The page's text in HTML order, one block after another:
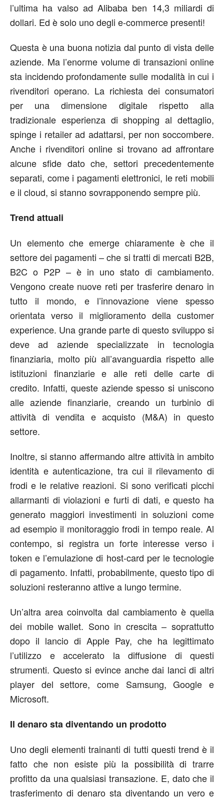
l’ultima ha valso ad Alibaba ben 14,3 miliardi di
dollari. Ed è solo uno degli e-commerce presenti!
Questa è una buona notizia dal punto di vista delle
aziende. Ma l’enorme volume di transazioni online
sta incidendo profondamente sulle modalità in cui i
rivenditori operano. La richiesta dei consumatori
per una dimensione digitale rispetto alla
tradizionale esperienza di shopping al dettaglio,
spinge i retailer ad adattarsi, per non soccombere.
Anche i rivenditori online si trovano ad affrontare
alcune sfide dato che, settori precedentemente
separati, come i pagamenti elettronici, le reti mobili
e il cloud, si stanno sovrapponendo sempre più.
Trend attuali
Un elemento che emerge chiaramente è che il
settore dei pagamenti – che si tratti di mercati B2B,
B2C o P2P – è in uno stato di cambiamento.
Vengono create nuove reti per trasferire denaro in
tutto il mondo, e l’innovazione viene spesso
orientata verso il miglioramento della customer
experience. Una grande parte di questo sviluppo si
deve ad aziende specializzate in tecnologia
finanziaria, molto più all’avanguardia rispetto alle
istituzioni finanziarie e alle reti delle carte di
credito. Infatti, queste aziende spesso si uniscono
alle aziende finanziarie, creando un turbinio di
attività di vendita e acquisto (M&A) in questo
settore.
Inoltre, si stanno affermando altre attività in ambito
identità e autenticazione, tra cui il rilevamento di
frodi e le relative reazioni. Si sono verificati picchi
allarmanti di violazioni e furti di dati, e questo ha
generato maggiori investimenti in soluzioni come
ad esempio il monitoraggio frodi in tempo reale. Al
contempo, si registra un forte interesse verso i
token e l’emulazione di host-card per le tecnologie
di pagamento. Infatti, probabilmente, questo tipo di
soluzioni resteranno attive a lungo termine.
Un’altra area coinvolta dal cambiamento è quella
dei mobile wallet. Sono in crescita – soprattutto
dopo il lancio di Apple Pay, che ha legittimato
l’utilizzo e accelerato la diffusione di questi
strumenti. Questo si evince anche dai lanci di altri
player del settore, come Samsung, Google e
Microsoft.
Il denaro sta diventando un prodotto
Uno degli elementi trainanti di tutti questi trend è il
fatto che non esiste più la possibilità di trarre
profitto da una qualsiasi transazione. E, dato che il
trasferimento di denaro sta diventando un vero e